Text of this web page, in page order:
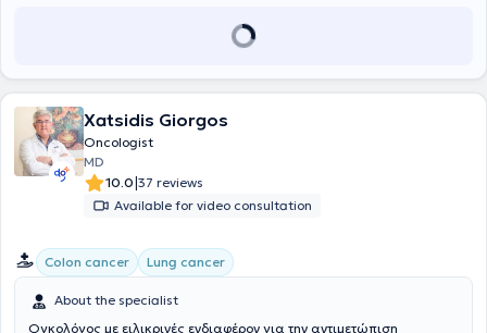
Xatsidis Giorgos
Oncologist
MD
10.0|37 reviews
Available for video consultation
Colon cancer Lung cancer
About the specialist
Ογκολόγος με ειλικρινές ενδιαφέρον για την αντιμετώπιση